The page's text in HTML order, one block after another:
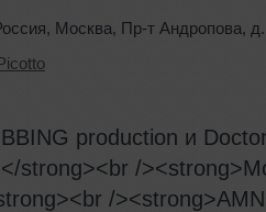
, Москва, Пр-т Андропова,
production и
strong><br /
/